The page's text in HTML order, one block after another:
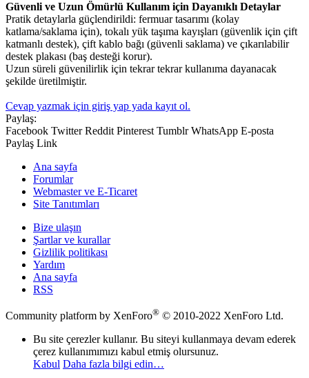
Güvenli ve Uzun Ömürlü Kullanım için Dayanıklı Detaylar
Pratik detaylarla güçlendirildi: fermuar tasarımı (kolay
katlama/saklama için), tokalı yük taşıma kayışları (güvenlik için çift
katmanlı destek), çift kablo bağı (güvenli saklama) ve çıkarılabilir
destek plakası (baş desteği korur).
Uzun süreli güvenilirlik için tekrar tekrar kullanıma dayanacak
şekilde üretilmiştir.
Cevap yazmak için giriş yap yada kayıt ol.
Paylaş:
Facebook Twitter Reddit Pinterest Tumblr WhatsApp E-posta
Paylaş Link
Ana sayfa
Forumlar
Webmaster ve E-Ticaret
Site Tanıtımları
Bize ulaşın
Şartlar ve kurallar
Gizlilik politikası
Yardım
Ana sayfa
RSS
Community platform by XenForo® © 2010-2022 XenForo Ltd.
Bu site çerezler kullanır. Bu siteyi kullanmaya devam ederek
çerez kullanımımızı kabul etmiş olursunuz.
Kabul Daha fazla bilgi edin…